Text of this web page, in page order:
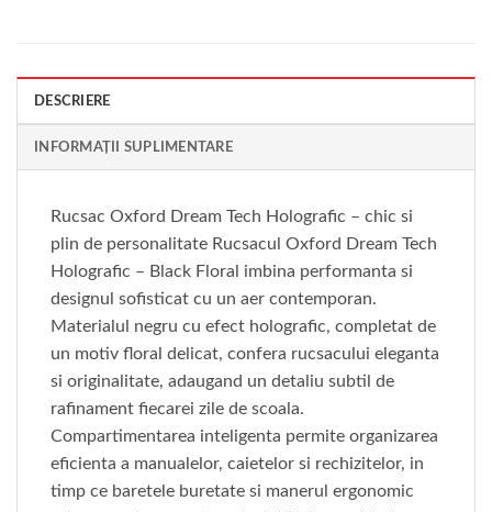
DESCRIERE
INFORMAȚII SUPLIMENTARE
Rucsac Oxford Dream Tech Holografic – chic si
plin de personalitate Rucsacul Oxford Dream Tech
Holografic – Black Floral imbina performanta si
designul sofisticat cu un aer contemporan.
Materialul negru cu efect holografic, completat de
un motiv floral delicat, confera rucsacului eleganta
si originalitate, adaugand un detaliu subtil de
rafinament fiecarei zile de scoala.
Compartimentarea inteligenta permite organizarea
eficienta a manualelor, caietelor si rechizitelor, in
timp ce baretele buretate si manerul ergonomic